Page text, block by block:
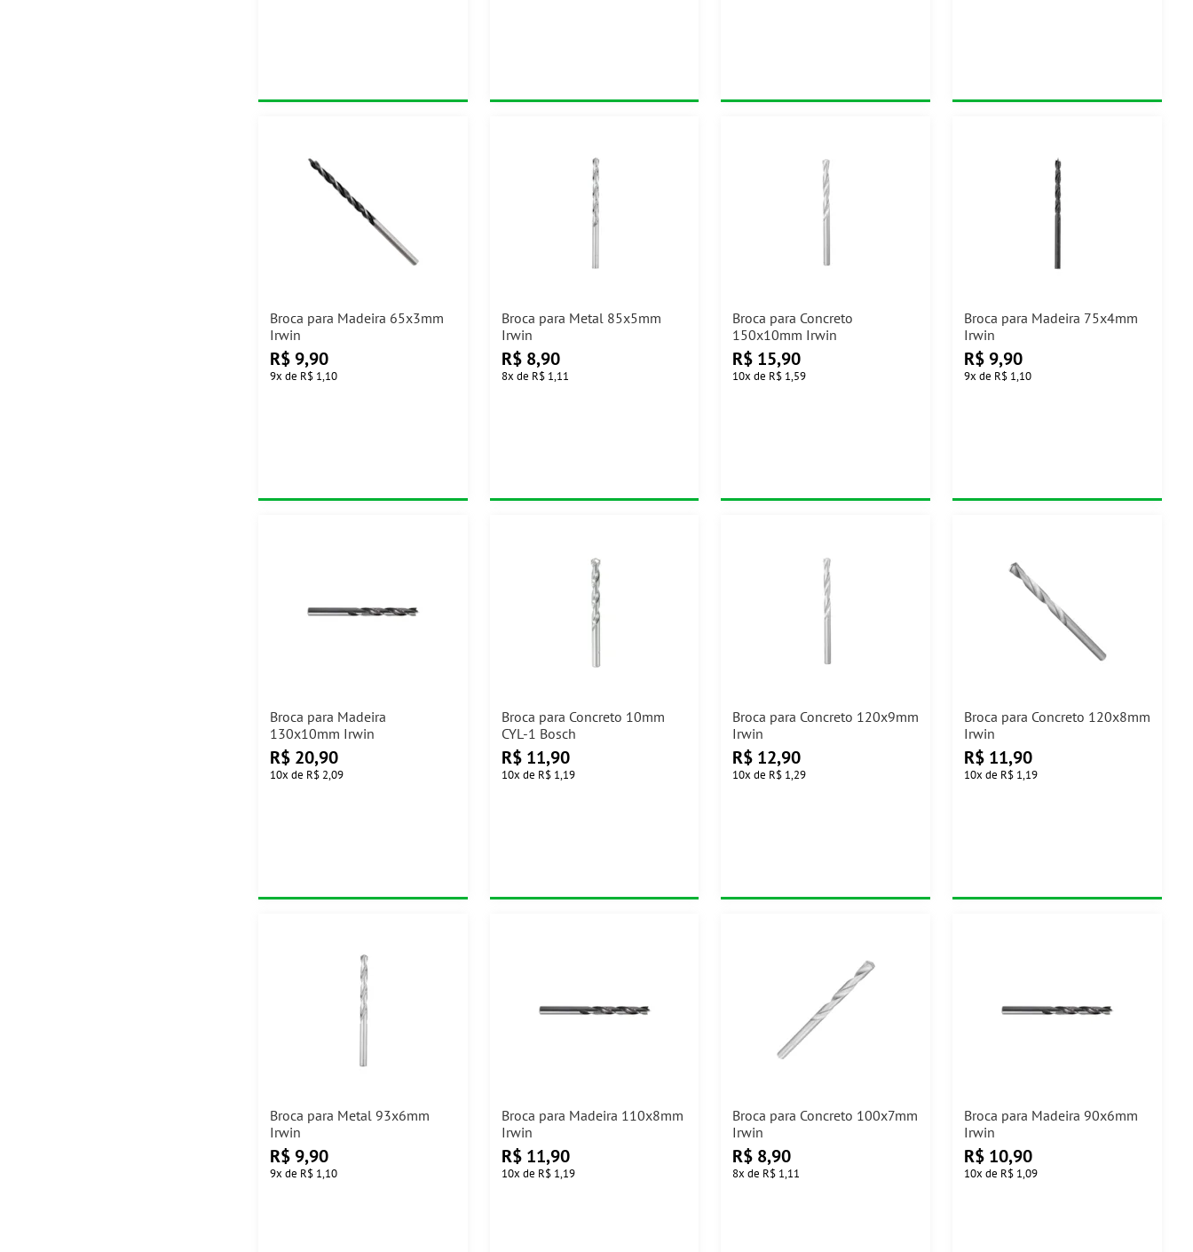
Broca para Madeira 65x3mm
Irwin
R$ 9,90
9x de R$ 1,10
Broca para Metal 85x5mm
Irwin
R$ 8,90
8x de R$ 1,11
Broca para Concreto
150x10mm Irwin
R$ 15,90
10x de R$ 1,59
Broca para Madeira 75x4mm
Irwin
R$ 9,90
9x de R$ 1,10
Broca para Madeira
130x10mm Irwin
R$ 20,90
10x de R$ 2,09
Broca para Concreto 10mm
CYL-1 Bosch
R$ 11,90
10x de R$ 1,19
Broca para Concreto 120x9mm
Irwin
R$ 12,90
10x de R$ 1,29
Broca para Concreto 120x8mm
Irwin
R$ 11,90
10x de R$ 1,19
Broca para Metal 93x6mm
Irwin
R$ 9,90
9x de R$ 1,10
Broca para Madeira 110x8mm
Irwin
R$ 11,90
10x de R$ 1,19
Broca para Concreto 100x7mm
Irwin
R$ 8,90
8x de R$ 1,11
Broca para Madeira 90x6mm
Irwin
R$ 10,90
10x de R$ 1,09